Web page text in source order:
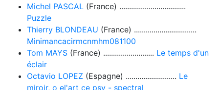
Michel PASCAL (France) ..................................
Puzzle
Thierry BLONDEAU (France) ................................
Minimancacirmcnmhm081100
Tom MAYS (France) .......................... Le temps d'un
éclair
Octavio LOPEZ (Espagne) .......................... Le
miroir, o el'art ce psy - spectral